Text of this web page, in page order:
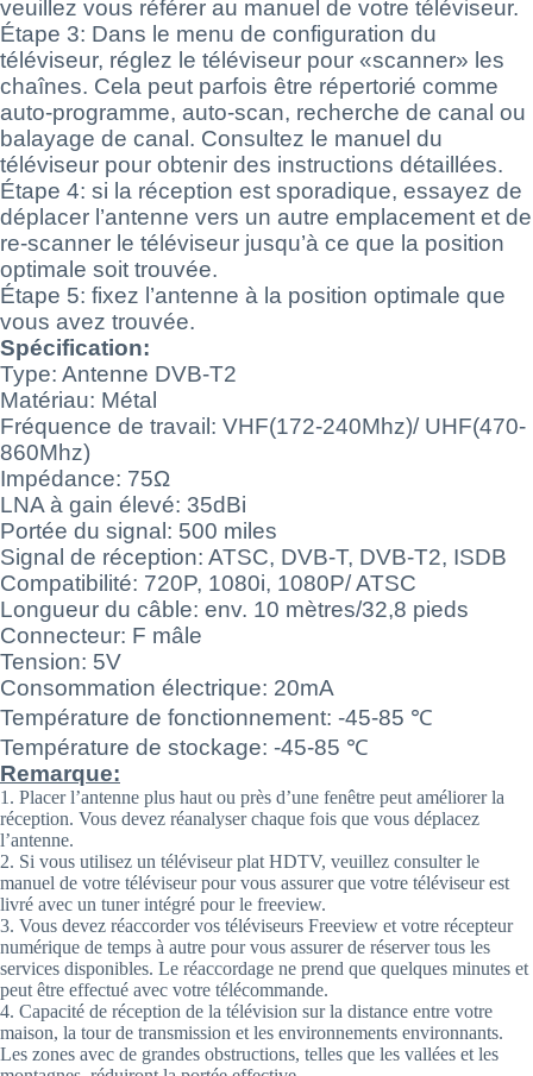
veuillez vous référer au manuel de votre téléviseur.
Étape 3: Dans le menu de configuration du
téléviseur, réglez le téléviseur pour «scanner» les
chaînes. Cela peut parfois être répertorié comme
auto-programme, auto-scan, recherche de canal ou
balayage de canal. Consultez le manuel du
téléviseur pour obtenir des instructions détaillées.
Étape 4: si la réception est sporadique, essayez de
déplacer l’antenne vers un autre emplacement et de
re-scanner le téléviseur jusqu’à ce que la position
optimale soit trouvée.
Étape 5: fixez l’antenne à la position optimale que
vous avez trouvée.
Spécification:
Type: Antenne DVB-T2
Matériau: Métal
Fréquence de travail: VHF(172-240Mhz)/ UHF(470-
860Mhz)
Impédance: 75Ω
LNA à gain élevé: 35dBi
Portée du signal: 500 miles
Signal de réception: ATSC, DVB-T, DVB-T2, ISDB
Compatibilité: 720P, 1080i, 1080P/ ATSC
Longueur du câble: env. 10 mètres/32,8 pieds
Connecteur: F mâle
Tension: 5V
Consommation électrique: 20mA
Température de fonctionnement: -45-85 ℃
Température de stockage: -45-85 ℃
Remarque:
1. Placer l’antenne plus haut ou près d’une fenêtre peut améliorer la
réception. Vous devez réanalyser chaque fois que vous déplacez
l’antenne.
2. Si vous utilisez un téléviseur plat HDTV, veuillez consulter le
manuel de votre téléviseur pour vous assurer que votre téléviseur est
livré avec un tuner intégré pour le freeview.
3. Vous devez réaccorder vos téléviseurs Freeview et votre récepteur
numérique de temps à autre pour vous assurer de réserver tous les
services disponibles. Le réaccordage ne prend que quelques minutes et
peut être effectué avec votre télécommande.
4. Capacité de réception de la télévision sur la distance entre votre
maison, la tour de transmission et les environnements environnants.
Les zones avec de grandes obstructions, telles que les vallées et les